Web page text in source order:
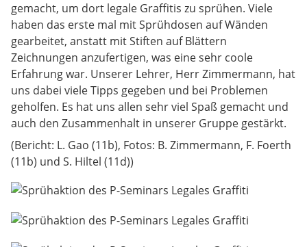
gemacht, um dort legale Graffitis zu sprühen. Viele
haben das erste mal mit Sprühdosen auf Wänden
gearbeitet, anstatt mit Stiften auf Blättern
Zeichnungen anzufertigen, was eine sehr coole
Erfahrung war. Unserer Lehrer, Herr Zimmermann, hat
uns dabei viele Tipps gegeben und bei Problemen
geholfen. Es hat uns allen sehr viel Spaß gemacht und
auch den Zusammenhalt in unserer Gruppe gestärkt.
(Bericht: L. Gao (11b), Fotos: B. Zimmermann, F. Foerth
(11b) und S. Hiltel (11d))